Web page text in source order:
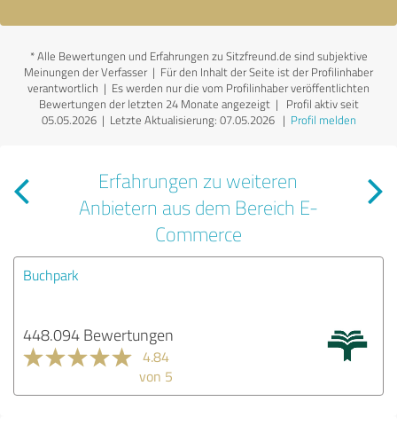
*Alle Bewertungen und Erfahrungen zu Sitzfreund.de sind subjektive
Meinungen der Verfasser | Für den Inhalt der Seite ist der Profilinhaber
verantwortlich | Es werden nur die vom Profilinhaber veröffentlichten
Bewertungen der letzten 24 Monate angezeigt | Profil aktiv seit
05.05.2026 | Letzte Aktualisierung: 07.05.2026| Profil melden
Erfahrungen zu weiteren
Anbietern aus dem Bereich E-
Commerce
Buchpark
448.094 Bewertungen
4.84
von 5